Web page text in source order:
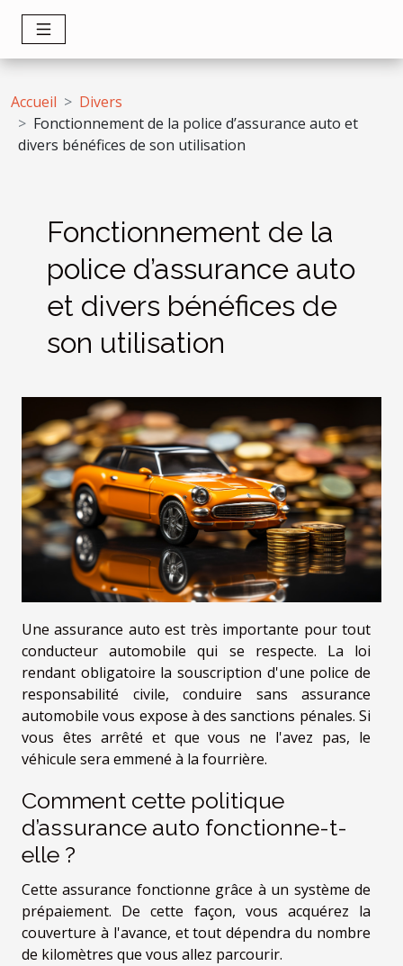
Accueil
Divers
Fonctionnement de la police d’assurance auto et
divers bénéfices de son utilisation
Fonctionnement de la
police d’assurance auto
et divers bénéfices de
son utilisation
Une assurance auto est très importante pour tout
conducteur automobile qui se respecte. La loi
rendant obligatoire la souscription d'une police de
responsabilité civile, conduire sans assurance
automobile vous expose à des sanctions pénales. Si
vous êtes arrêté et que vous ne l'avez pas, le
véhicule sera emmené à la fourrière.
Comment cette politique
d’assurance auto fonctionne-t-
elle ?
Cette assurance fonctionne grâce à un système de
prépaiement. De cette façon, vous acquérez la
couverture à l'avance, et tout dépendra du nombre
de kilomètres que vous allez parcourir.